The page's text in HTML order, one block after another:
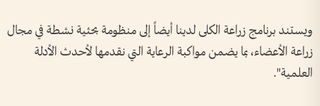
ويستند برنامج زراعة الكلى لدينا أيضاً إلى منظومة بحثية نشطة في مجال
زراعة الأعضاء، بما يضمن مواكبة الرعاية التي نقدمها لأحدث الأدلة
العلمية".